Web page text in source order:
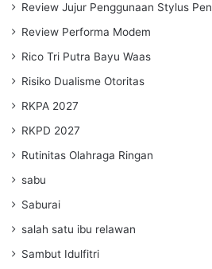
Review Jujur Penggunaan Stylus Pen
Review Performa Modem
Rico Tri Putra Bayu Waas
Risiko Dualisme Otoritas
RKPA 2027
RKPD 2027
Rutinitas Olahraga Ringan
sabu
Saburai
salah satu ibu relawan
Sambut Idulfitri